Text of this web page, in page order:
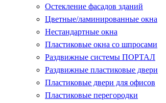
Остекление фасадов зданий
Цветные/ламинированные окна
Нестандартные окна
Пластиковые окна со шпросами
Раздвижные системы ПОРТАЛ
Раздвижные пластиковые двери
Пластиковые двери для офисов
Пластиковые перегородки